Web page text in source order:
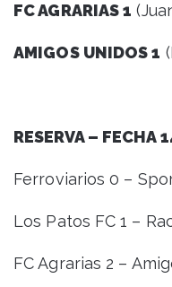
FC AGRARIAS 1
AMIGOS UNIDOS 1
RESERVA – FECHA
Ferroviarios 0 –
Los Patos FC 1 –
FC Agrarias 2 –